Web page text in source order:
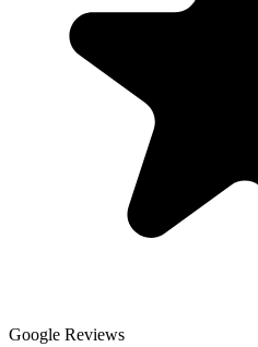
Google Reviews